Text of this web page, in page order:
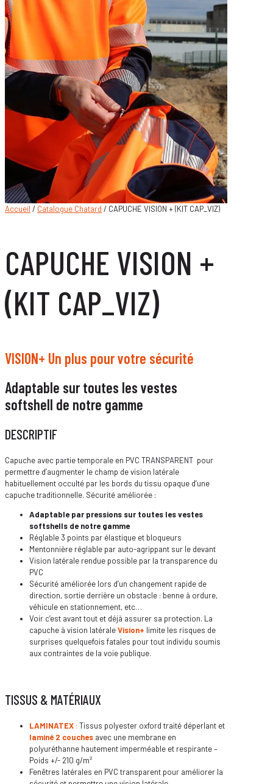
Accueil / Catalogue Chatard / CAPUCHE VISION + (KIT CAP_VIZ)
CAPUCHE VISION +
(KIT CAP_VIZ)
VISION+ Un plus pour votre sécurité
Adaptable sur toutes les vestes
softshell de notre gamme
DESCRIPTIF
Capuche avec partie temporale en PVC TRANSPARENT pour
permettre d’augmenter le champ de vision latérale
habituellement occulté par les bords du tissu opaque d’une
capuche traditionnelle. Sécurité améliorée :
Adaptable par pressions sur toutes les vestes
softshells de notre gamme
Réglable 3 points par élastique et bloqueurs
Mentonnière réglable par auto-agrippant sur le devant
Vision latérale rendue possible par la transparence du
PVC
Sécurité améliorée lors d’un changement rapide de
direction, sortie derrière un obstacle : benne à ordure,
véhicule en stationnement, etc…
Voir c’est avant tout et déjà assurer sa protection. La
capuche à vision latéraleVision+ limite les risques de
surprises quelquefois fatales pour tout individu soumis
aux contraintes de la voie publique.
TISSUS & MATÉRIAUX
LAMINATEX : Tissus polyester oxford traité déperlant et
laminé 2 couches avec une membrane en
polyuréthanne hautement imperméable et respirante –
Poids +/- 210 g/m²
Fenêtres latérales en PVC transparent pour améliorer la